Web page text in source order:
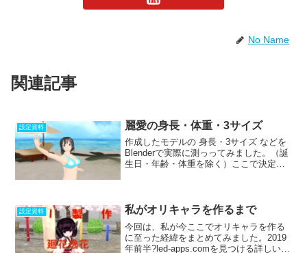
No Name
関連記事
設定資料 麗愛の身長・体重・3サイズ
作成したモデルの 身長・3サイズ などを
Blenderで実際に測っってみました。（誕
生日・年齢・体重を除く）ここで決定さ
設定資料 私がオリキャラを作るまで
今回は、私が今ここでオリキャラを作る
に至った経緯をまとめてみました。2019
年前半?led-apps.comを見つける詳しいこ